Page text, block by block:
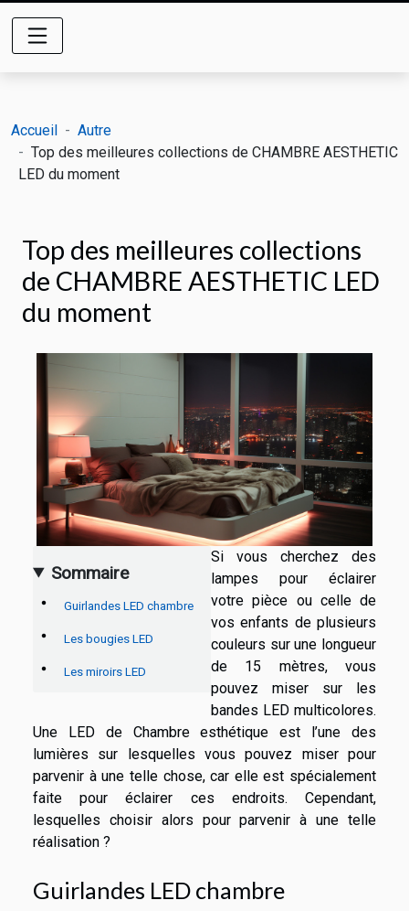
Accueil
Autre
Top des meilleures collections de CHAMBRE AESTHETIC
LED du moment
Top des meilleures collections
de CHAMBRE AESTHETIC LED
du moment
Sommaire
Guirlandes LED chambre
Les bougies LED
Les miroirs LED
Si vous cherchez des
lampes pour éclairer
votre pièce ou celle de
vos enfants de plusieurs
couleurs sur une longueur
de 15 mètres, vous
pouvez miser sur les
bandes LED multicolores.
Une LED de Chambre esthétique est l’une des
lumières sur lesquelles vous pouvez miser pour
parvenir à une telle chose, car elle est spécialement
faite pour éclairer ces endroits. Cependant,
lesquelles choisir alors pour parvenir à une telle
réalisation ?
Guirlandes LED chambre